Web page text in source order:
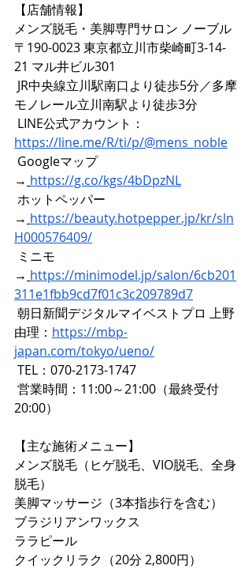
【店舗情報】
メンズ脱毛・美脚専門サロン ノーブル
〒190-0023 東京都立川市柴崎町3-14-
21 マル井ビル301
JR中央線立川駅南口より徒歩5分／多摩
モノレール立川南駅より徒歩3分
LINE公式アカウント：
https://line.me/R/ti/p/@mens_noble
Googleマップ
→ https://g.co/kgs/4bDpzNL
ホットペッパー
→ https://beauty.hotpepper.jp/kr/sln
H000576409/
ミニモ
→ https://minimodel.jp/salon/6cb201
311e1fbb9cd7f01c3c209789d7
朝日新聞デジタルマイベストプロ 上野
由理： https://mbp-
japan.com/tokyo/ueno/
TEL：070-2173-1747
営業時間：11:00～21:00（最終受付
20:00）
【主な施術メニュー】
メンズ脱毛（ヒゲ脱毛、VIO脱毛、全身
脱毛）
美脚マッサージ（3本指歩行を含む）
ブラジリアンワックス
ララピール
クイックリラク（20分 2,800円）